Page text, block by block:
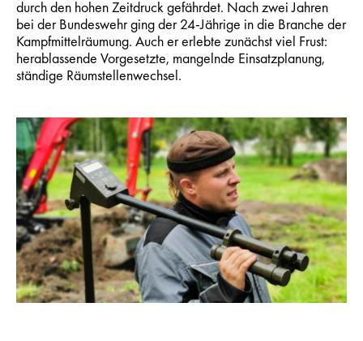
durch den hohen Zeitdruck gefährdet. Nach zwei Jahren
bei der Bundeswehr ging der 24-Jährige in die Branche der
Kampfmittelräumung. Auch er erlebte zunächst viel Frust:
herablassende Vorgesetzte, mangelnde Einsatzplanung,
ständige Räumstellenwechsel.